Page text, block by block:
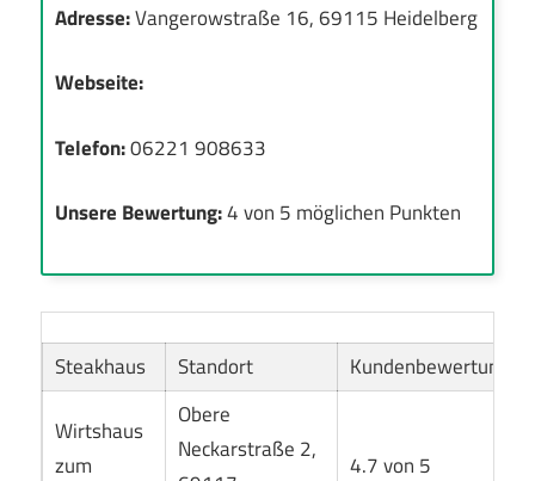
Adresse:Vangerowstraße 16, 69115 Heidelberg
Webseite:
Telefon:06221 908633
Unsere Bewertung:4 von 5 möglichen Punkten
Steakhaus Standort Kundenbewertung
Wirtshaus
zum
Obere
Neckarstraße 2,
4.7 von 5